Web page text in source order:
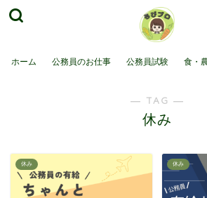
ホーム 公務員のお仕事 公務員試験 食・
― TAG ―
休み
休み 休み